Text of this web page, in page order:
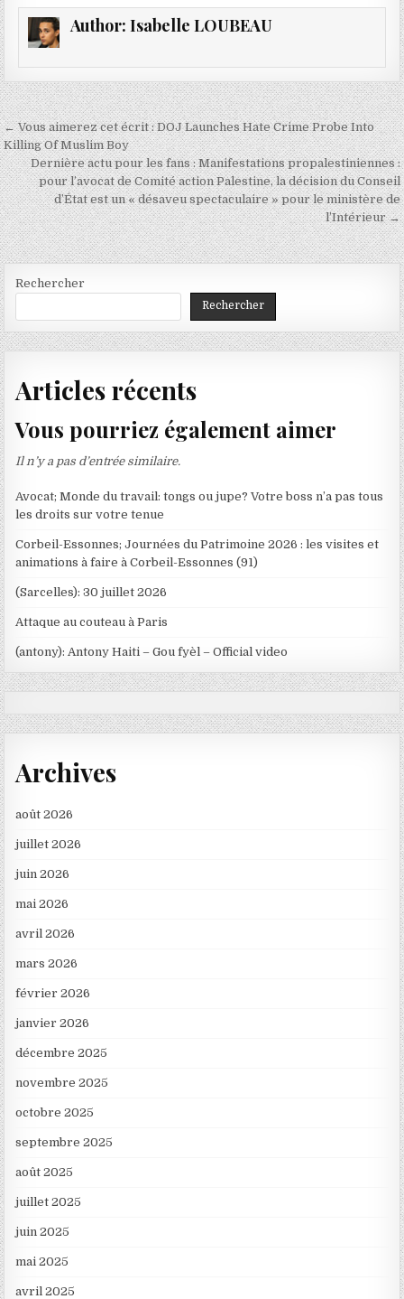
Author: Isabelle LOUBEAU
Navigation
de
l’article
← Vous aimerez cet écrit : DOJ Launches Hate Crime Probe Into
Killing Of Muslim Boy
Dernière actu pour les fans : Manifestations propalestiniennes :
pour l’avocat de Comité action Palestine, la décision du Conseil
d’État est un « désaveu spectaculaire » pour le ministère de
l’Intérieur →
Rechercher
Rechercher
Articles récents
Vous pourriez également aimer
Il n’y a pas d’entrée similaire.
Avocat; Monde du travail: tongs ou jupe? Votre boss n’a pas tous
les droits sur votre tenue
Corbeil-Essonnes; Journées du Patrimoine 2026 : les visites et
animations à faire à Corbeil-Essonnes (91)
(Sarcelles): 30 juillet 2026
Attaque au couteau à Paris
(antony): Antony Haiti – Gou fyèl – Official video
Archives
août 2026
juillet 2026
juin 2026
mai 2026
avril 2026
mars 2026
février 2026
janvier 2026
décembre 2025
novembre 2025
octobre 2025
septembre 2025
août 2025
juillet 2025
juin 2025
mai 2025
avril 2025